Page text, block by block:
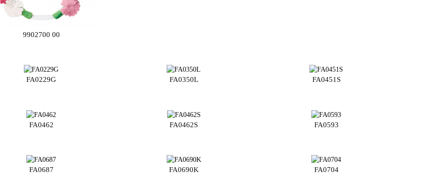
9902700 00
FA0229G FA0350L FA0451S
FA0462 FA0462S FA0593
FA0687 FA0690K FA0704